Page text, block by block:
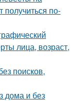
получиться по-
лица, возраст,
поисков,
дома и без